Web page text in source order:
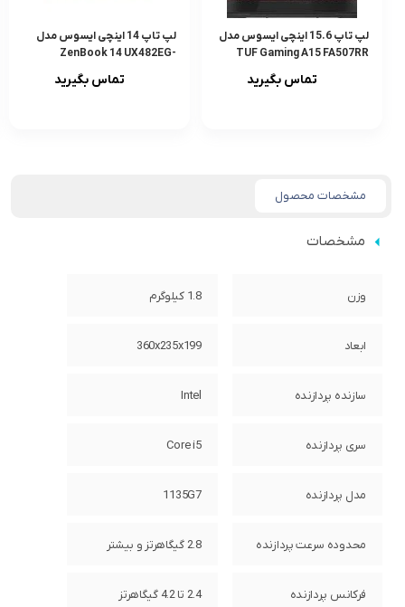
لپ تاپ 15.6 اینچی ایسوس مدل
TUF Gaming A15 FA507RR
تماس بگیرید
لپ تاپ 14 اینچی ایسوس مدل
ZenBook 14 UX482EG-
تماس بگیرید
مشخصات محصول
مشخصات
وزن 1.8 کیلوگرم
ابعاد 360x235x199
سازنده پردازنده Intel
سری پردازنده Core i5
مدل پردازنده 1135G7
محدوده سرعت پردازنده 2.8 گیگاهرتز و بیشتر
فرکانس پردازنده 2.4 تا 4.2 گیگاهرتز